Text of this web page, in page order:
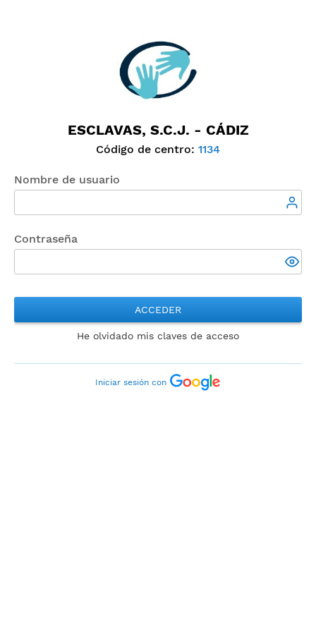
ESCLAVAS, S.C.J. - CÁDIZ
Código de centro: 1134
Nombre de usuario
Contraseña
ACCEDER
He olvidado mis claves de acceso
Iniciar sesión con